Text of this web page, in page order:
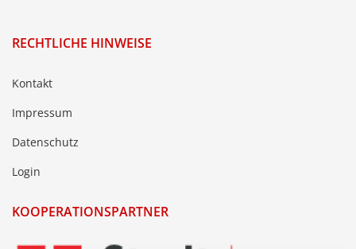
RECHTLICHE HINWEISE
Kontakt
Impressum
Datenschutz
Login
KOOPERATIONSPARTNER